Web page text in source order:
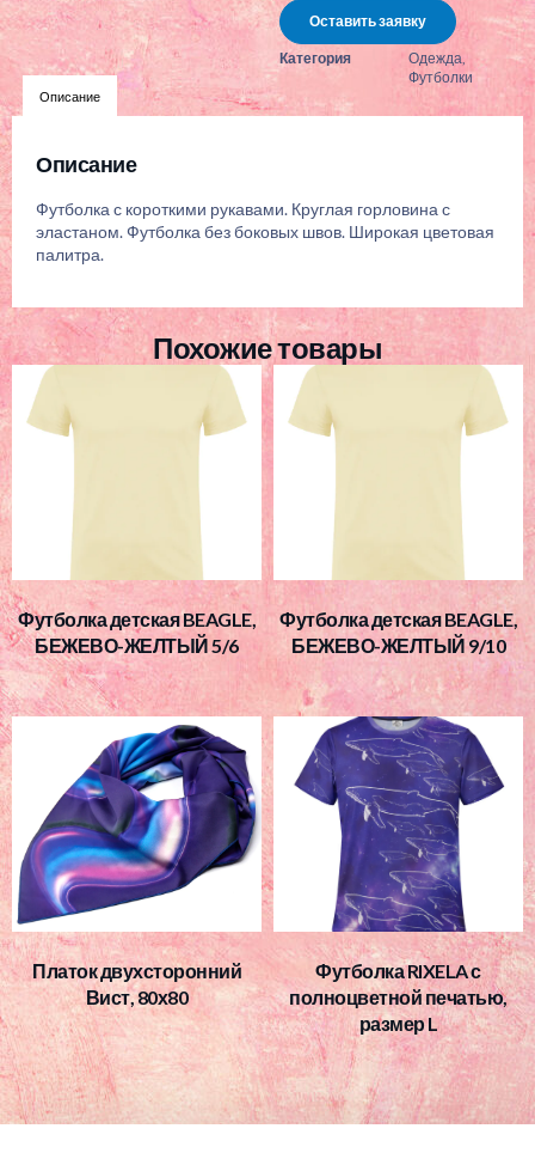
Оставить заявку
Категория Одежда
Футболки
Описание
Описание
Футболка с короткими рукавами. Круглая горловина с
эластаном. Футболка без боковых швов. Широкая цветовая
палитра.
Похожие товары
Футболка детская BEAGLE,
БЕЖЕВО-ЖЕЛТЫЙ 5/6
Футболка детская BEAGLE,
БЕЖЕВО-ЖЕЛТЫЙ 9/10
Платок двухсторонний
Вист, 80х80
Футболка RIXELA с
полноцветной печатью,
размер L